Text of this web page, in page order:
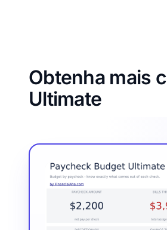
Obtenha mais
Ultimate